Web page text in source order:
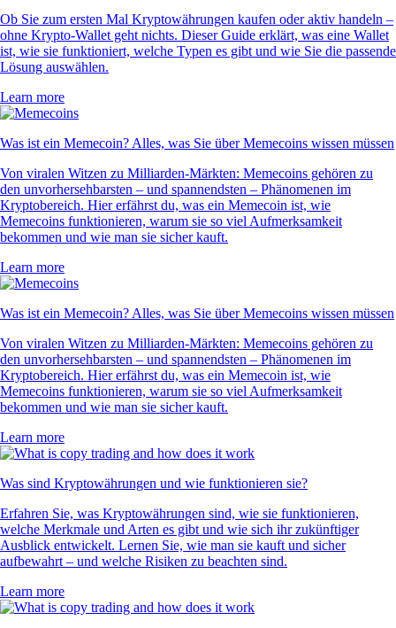
Ob Sie zum ersten Mal Kryptowährungen kaufen oder aktiv handeln –
ohne Krypto-Wallet geht nichts. Dieser Guide erklärt, was eine Wallet
ist, wie sie funktioniert, welche Typen es gibt und wie Sie die passende
Lösung auswählen.
Learn more
Was ist ein Memecoin? Alles, was Sie über Memecoins wissen müssen
Von viralen Witzen zu Milliarden-Märkten: Memecoins gehören zu
den unvorhersehbarsten – und spannendsten – Phänomenen im
Kryptobereich. Hier erfährst du, was ein Memecoin ist, wie
Memecoins funktionieren, warum sie so viel Aufmerksamkeit
bekommen und wie man sie sicher kauft.
Learn more
Was ist ein Memecoin? Alles, was Sie über Memecoins wissen müssen
Von viralen Witzen zu Milliarden-Märkten: Memecoins gehören zu
den unvorhersehbarsten – und spannendsten – Phänomenen im
Kryptobereich. Hier erfährst du, was ein Memecoin ist, wie
Memecoins funktionieren, warum sie so viel Aufmerksamkeit
bekommen und wie man sie sicher kauft.
Learn more
Was sind Kryptowährungen und wie funktionieren sie?
Erfahren Sie, was Kryptowährungen sind, wie sie funktionieren,
welche Merkmale und Arten es gibt und wie sich ihr zukünftiger
Ausblick entwickelt. Lernen Sie, wie man sie kauft und sicher
aufbewahrt – und welche Risiken zu beachten sind.
Learn more